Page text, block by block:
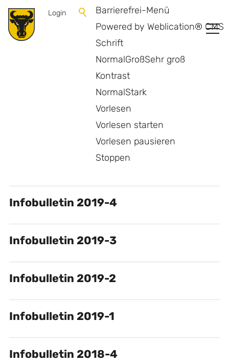
Barrierefrei-Menü
Powered by Weblication® CMS
Schrift
NormalGroßSehr groß
Kontrast
NormalStark
Vorlesen
Vorlesen starten
Vorlesen pausieren
Stoppen
Login
Archiv Infobulletin
Infobulletin 2019-4
Infobulletin 2019-3
Infobulletin 2019-2
Infobulletin 2019-1
Infobulletin 2018-4